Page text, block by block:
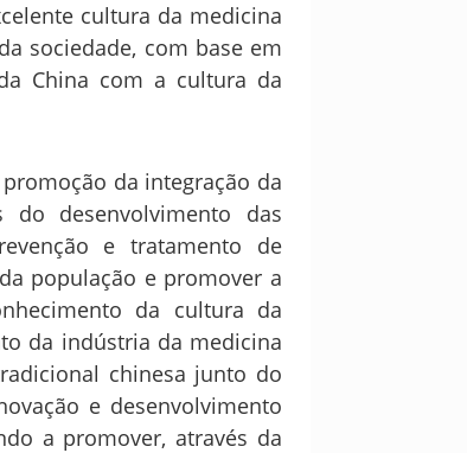
cultura da medicina
sociedade, com base em
China com a cultura da
da integração da
do desenvolvimento das
e tratamento de
população e promover a
da cultura da
da indústria da medicina
chinesa junto do
e desenvolvimento
a promover, através da